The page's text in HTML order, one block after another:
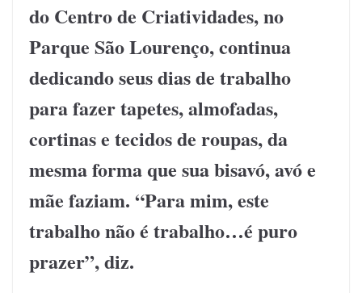
do Centro de Criatividades, no
Parque São Lourenço, continua
dedicando seus dias de trabalho
para fazer tapetes, almofadas,
cortinas e tecidos de roupas, da
mesma forma que sua bisavó, avó e
mãe faziam. “Para mim, este
trabalho não é trabalho…é puro
prazer”, diz.